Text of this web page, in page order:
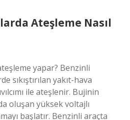
Ateşleme Nasıl
yapar? Benzinli
sıkıştırılan yakıt-hava
ile ateşlenir. Bujinin
oluşan yüksek voltajlı
başlatır. Benzinli araçta